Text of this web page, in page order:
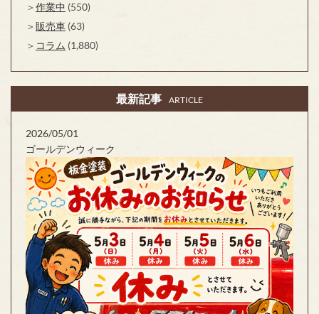
作業中 (550)
販売車 (63)
コラム (1,880)
最新記事 ARTICLE
2026/05/01
ゴールデンウィーク